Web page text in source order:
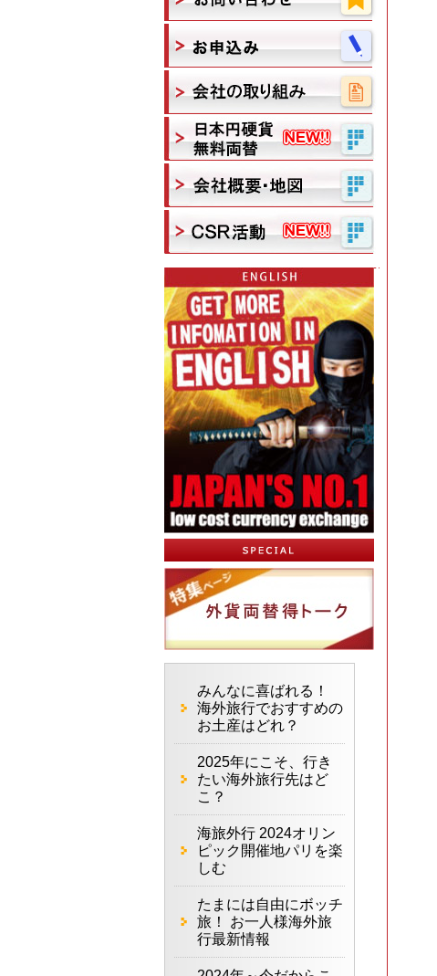
みんなに喜ばれる！
海外旅行でおすすめの
お土産はどれ？
2025年にこそ、行き
たい海外旅行先はど
こ？
海旅外行 2024オリン
ピック開催地パリを楽
しむ
たまには自由にボッチ
旅！ お一人様海外旅
行最新情報